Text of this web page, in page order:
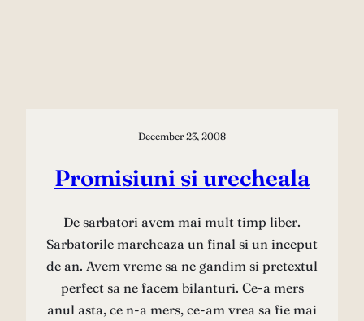
December 23, 2008
Promisiuni si urecheala
De sarbatori avem mai mult timp liber.
Sarbatorile marcheaza un final si un inceput
de an. Avem vreme sa ne gandim si pretextul
perfect sa ne facem bilanturi. Ce-a mers
anul asta, ce n-a mers, ce-am vrea sa fie mai